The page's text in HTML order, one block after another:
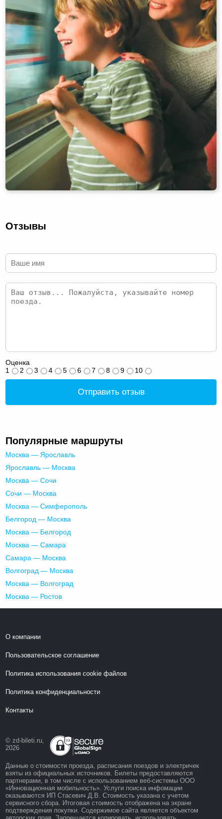
Отзывы
Оценка
1
2 3 4 5 6 7 8 9 10
Отправить отзыв
Популярные маршруты
Москва — Ярославль
Ярославль — Москва
Москва — Сочи
Сочи — Москва
Москва — Симферополь
Белгород — Москва
Москва — Белгород
Москва — Самара
Самара — Москва
Волгоград — Москва
Москва — Волгоград
Москва — Ростов
О компании
Пользовательское соглашение
Политика использования cookie файлов
Политика конфиденциальности
Контакты
© zd-bileti.ru,
2026
Данные о стоимости проезда, расписания поездов и электричек
взяты из официальных источников. Билеты предоставляются
партнерами, в том числе с использованием веб-системы ООО
«Инновационная мобильность». Услуги поиска инфомации
оказываются ИП Стасевич Д.В. Стоимость указана с учетом
сервисного сбора. Итоговая стоимость отображена на экране
подтверждения покупки. Содержимое сайта является объектом
авторских прав. Запрещается копировать, использовать,